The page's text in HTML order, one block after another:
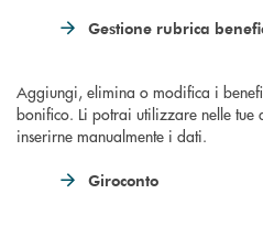
Gestione rubrica
Aggiungi, elimina o modifica i
bonifico. Li potrai utilizzare nelle tue
inserirne manualmente i dati.
Giroconto